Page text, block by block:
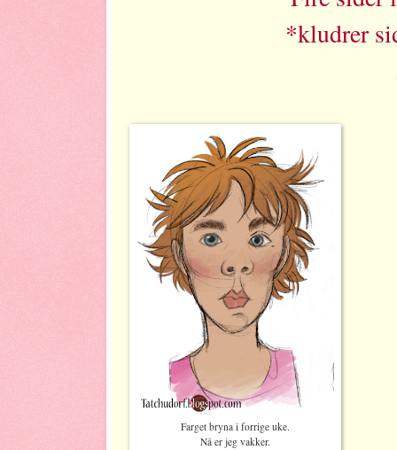
*kludrer
Farget bryna i forrige uke.
Nå er jeg vakker.